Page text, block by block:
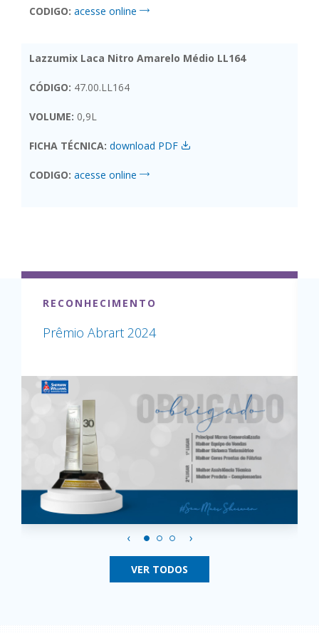
CODIGO: acesse online
Lazzumix Laca Nitro Amarelo Médio LL164
CÓDIGO: 47.00.LL164
VOLUME: 0,9L
FICHA TÉCNICA: download PDF
CODIGO: acesse online
RECONHECIMENTO
Prêmio Abrart 2024
‹ ›
VER TODOS